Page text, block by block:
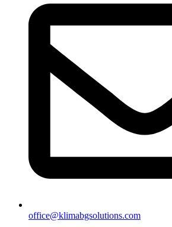
office@klimabgsolutions.com